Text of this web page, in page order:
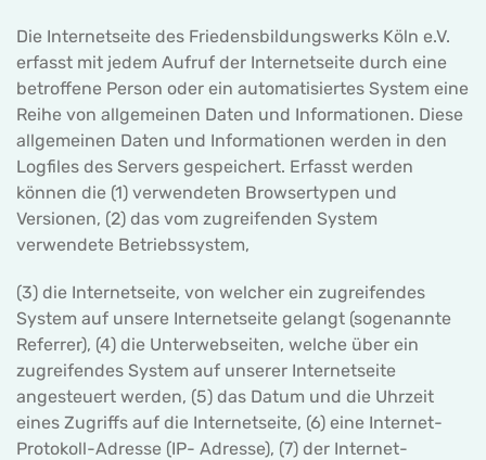
Die Internetseite des Friedensbildungswerks Köln e.V.
erfasst mit jedem Aufruf der Internetseite durch eine
betroffene Person oder ein automatisiertes System eine
Reihe von allgemeinen Daten und Informationen. Diese
allgemeinen Daten und Informationen werden in den
Logfiles des Servers gespeichert. Erfasst werden
können die (1) verwendeten Browsertypen und
Versionen, (2) das vom zugreifenden System
verwendete Betriebssystem,
(3) die Internetseite, von welcher ein zugreifendes
System auf unsere Internetseite gelangt (sogenannte
Referrer), (4) die Unterwebseiten, welche über ein
zugreifendes System auf unserer Internetseite
angesteuert werden, (5) das Datum und die Uhrzeit
eines Zugriffs auf die Internetseite, (6) eine Internet-
Protokoll-Adresse (IP- Adresse), (7) der Internet-